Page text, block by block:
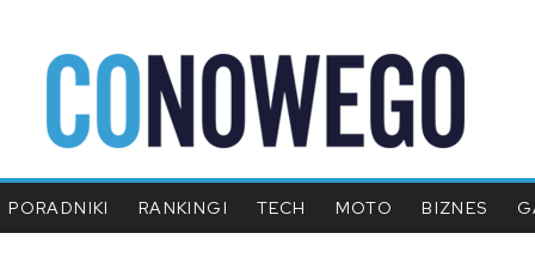
PORADNIKI RANKINGI TECH MOTO BIZNES